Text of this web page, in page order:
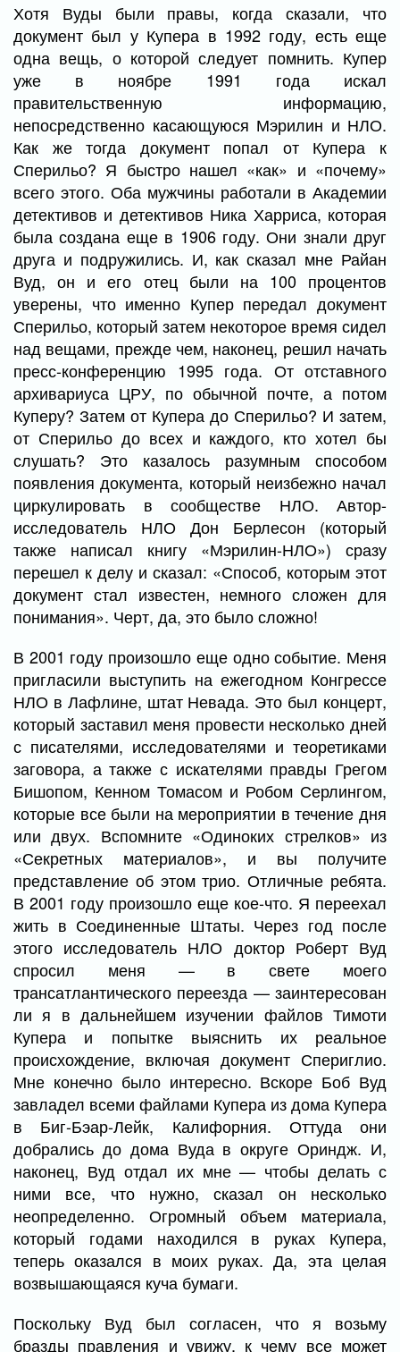
Хотя Вуды были правы, когда сказали, что
документ был у Купера в 1992 году, есть еще
одна вещь, о которой следует помнить. Купер
уже в ноябре 1991 года искал
правительственную информацию,
непосредственно касающуюся Мэрилин и НЛО.
Как же тогда документ попал от Купера к
Сперильо? Я быстро нашел «как» и «почему»
всего этого. Оба мужчины работали в Академии
детективов и детективов Ника Харриса, которая
была создана еще в 1906 году. Они знали друг
друга и подружились. И, как сказал мне Райан
Вуд, он и его отец были на 100 процентов
уверены, что именно Купер передал документ
Сперильо, который затем некоторое время сидел
над вещами, прежде чем, наконец, решил начать
пресс-конференцию 1995 года. От отставного
архивариуса ЦРУ, по обычной почте, а потом
Куперу? Затем от Купера до Сперильо? И затем,
от Сперильо до всех и каждого, кто хотел бы
слушать? Это казалось разумным способом
появления документа, который неизбежно начал
циркулировать в сообществе НЛО. Автор-
исследователь НЛО Дон Берлесон (который
также написал книгу «Мэрилин-НЛО») сразу
перешел к делу и сказал: «Способ, которым этот
документ стал известен, немного сложен для
понимания». Черт, да, это было сложно!
В 2001 году произошло еще одно событие. Меня
пригласили выступить на ежегодном Конгрессе
НЛО в Лафлине, штат Невада. Это был концерт,
который заставил меня провести несколько дней
с писателями, исследователями и теоретиками
заговора, а также с искателями правды Грегом
Бишопом, Кенном Томасом и Робом Серлингом,
которые все были на мероприятии в течение дня
или двух. Вспомните «Одиноких стрелков» из
«Секретных материалов», и вы получите
представление об этом трио. Отличные ребята.
В 2001 году произошло еще кое-что. Я переехал
жить в Соединенные Штаты. Через год после
этого исследователь НЛО доктор Роберт Вуд
спросил меня — в свете моего
трансатлантического переезда — заинтересован
ли я в дальнейшем изучении файлов Тимоти
Купера и попытке выяснить их реальное
происхождение, включая документ Спериглио.
Мне конечно было интересно. Вскоре Боб Вуд
завладел всеми файлами Купера из дома Купера
в Биг-Бэар-Лейк, Калифорния. Оттуда они
добрались до дома Вуда в округе Ориндж. И,
наконец, Вуд отдал их мне — чтобы делать с
ними все, что нужно, сказал он несколько
неопределенно. Огромный объем материала,
который годами находился в руках Купера,
теперь оказался в моих руках. Да, эта целая
возвышающаяся куча бумаги.
Поскольку Вуд был согласен, что я возьму
бразды правления и увижу, к чему все может